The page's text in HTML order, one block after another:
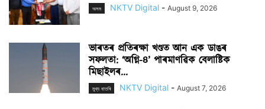
অসম NKTV Digital - August 9, 2026
ভাৰতৰ প্ৰতিৰক্ষা খণ্ডত আন এক ডাঙৰ
সফলতা: ‘অগ্নি-৪’ পাৰমাণৱিক বেলাষ্টিক
মিছাইলৰ...
মুখ্য বাতৰি NKTV Digital - August 7, 2026